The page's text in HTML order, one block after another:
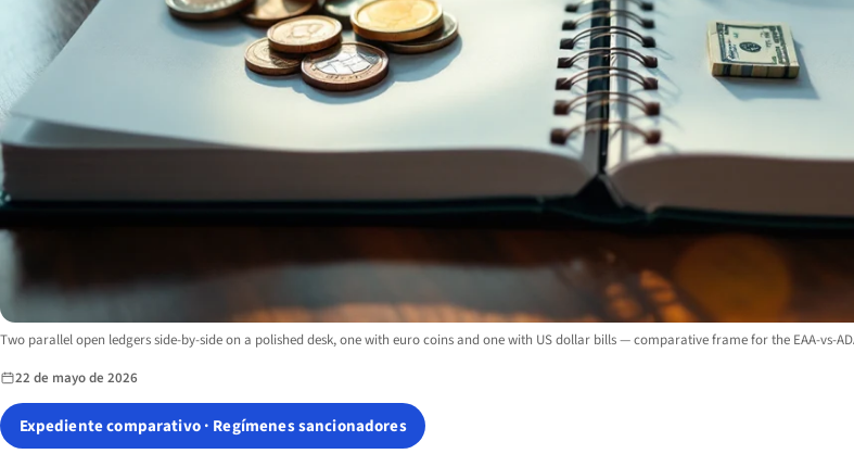
Image description:
Two parallel open ledgers side-by-side on a polished desk, one with euro coins and one with US dollar bills — comparative frame for the EAA-vs-
22 de mayo de 2026
Expediente comparativo · Regímenes sancionadores